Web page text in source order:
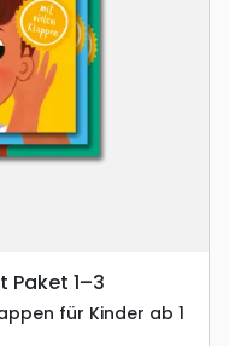
1–3
für Kinder ab 1